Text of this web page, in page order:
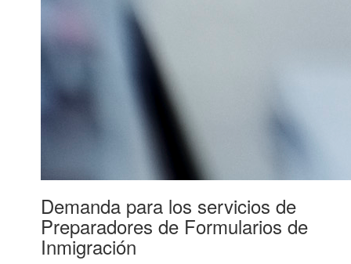
Demanda para los servicios de
Preparadores de Formularios de
Inmigración